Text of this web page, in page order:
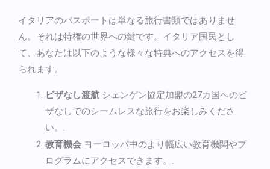
イタリアのパスポートは単なる旅行書類ではありませ
ん。それは特権の世界への鍵です。イタリア国民とし
て、あなたは以下のような様々な特典へのアクセスを得
られます。
ビザなし渡航 シェンゲン協定加盟の27カ国へのビ
ザなしでのシームレスな旅行をお楽しみくださ
い。.
教育機会 ヨーロッパ中のより幅広い教育機関やプ
ログラムにアクセスできます。.